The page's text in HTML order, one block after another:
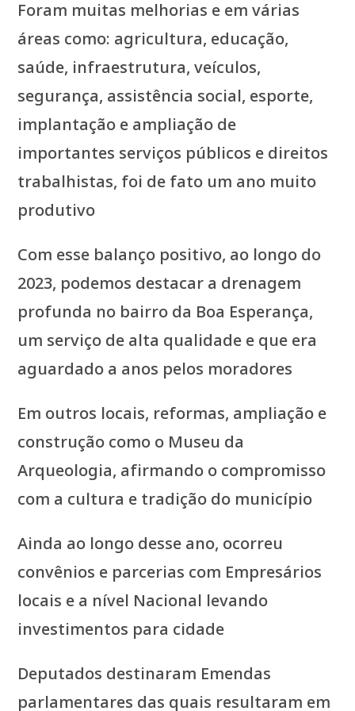
Foram muitas melhorias e em várias
áreas como: agricultura, educação,
saúde, infraestrutura, veículos,
segurança, assistência social, esporte,
implantação e ampliação de
importantes serviços públicos e direitos
trabalhistas, foi de fato um ano muito
produtivo
Com esse balanço positivo, ao longo do
2023, podemos destacar a drenagem
profunda no bairro da Boa Esperança,
um serviço de alta qualidade e que era
aguardado a anos pelos moradores
Em outros locais, reformas, ampliação e
construção como o Museu da
Arqueologia, afirmando o compromisso
com a cultura e tradição do município
Ainda ao longo desse ano, ocorreu
convênios e parcerias com Empresários
locais e a nível Nacional levando
investimentos para cidade
Deputados destinaram Emendas
parlamentares das quais resultaram em